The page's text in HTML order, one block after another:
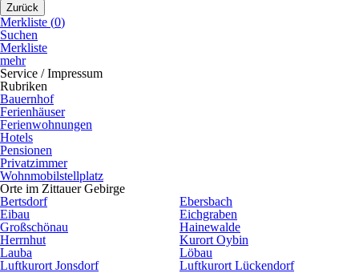
Zurück
Merkliste (0)
Suchen
Merkliste
mehr
Service / Impressum
Rubriken
Bauernhof
Ferienhäuser
Ferienwohnungen
Hotels
Pensionen
Privatzimmer
Wohnmobilstellplatz
Orte im Zittauer Gebirge
Bertsdorf
Ebersbach
Eibau
Eichgraben
Großschönau
Hainewalde
Herrnhut
Kurort Oybin
Lauba
Löbau
Luftkurort Jonsdorf
Luftkurort Lückendorf